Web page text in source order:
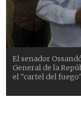
El senador
General de la
el "cartel del